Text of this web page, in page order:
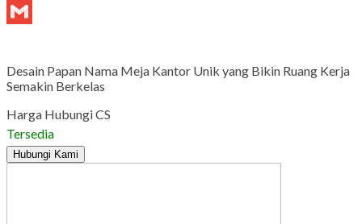
Tumblr
Desain Papan Nama Meja Kantor Unik yang Bikin Ruang Kerja
Semakin Berkelas
Harga Hubungi CS
Tersedia
Hubungi Kami